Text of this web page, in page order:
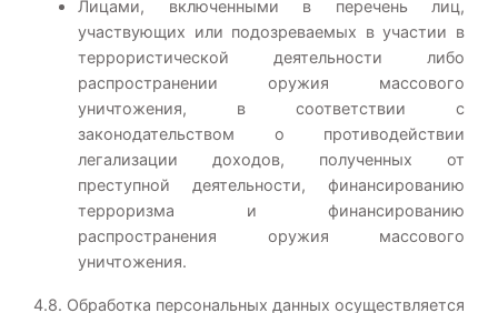
Лицами, включенными в перечень лиц,
участвующих или подозреваемых в участии в
террористической деятельности либо
распространении оружия массового
уничтожения, в соответствии с
законодательством о противодействии
легализации доходов, полученных от
преступной деятельности, финансированию
терроризма и финансированию
распространения оружия массового
уничтожения.
4.8. Обработка персональных данных осуществляется